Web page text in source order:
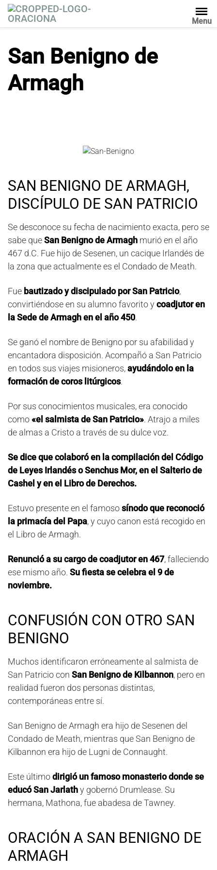
l
Menu
San Benigno de
Armagh
SAN BENIGNO DE ARMAGH,
DISCÍPULO DE SAN PATRICIO
Se desconoce su fecha de nacimiento exacta, pero se
sabe queSan Benigno de Armagh murió en el año
467 d.C. Fue hijo de Sesenen, un cacique Irlandés de
la zona que actualmente es el Condado de Meath.
Fue bautizado y discipulado por San Patricio,
convirtiéndose en su alumno favorito ycoadjutor en
la Sede de Armagh en el año 450.
Se ganó el nombre de Benigno por su afabilidad y
encantadora disposición. Acompañó a San Patricio
en todos sus viajes misioneros,ayudándolo en la
formación de coros litúrgicos.
Por sus conocimientos musicales, era conocido
como«el salmista de San Patricio». Atrajo a miles
de almas a Cristo a través de su dulce voz.
Se dice que colaboró en la compilación del Código
de Leyes Irlandés o Senchus Mor, en el Salterio de
Cashel y en el Libro de Derechos.
Estuvo presente en el famososínodo que reconoció
la primacía del Papa, y cuyo canon está recogido en
el Libro de Armagh.
Renunció a su cargo de coadjutor en 467, falleciendo
ese mismo año. Su fiesta se celebra el 9 de
noviembre.
CONFUSIÓN CON OTRO SAN
BENIGNO
Muchos identificaron erróneamente al salmista de
San Patricio con San Benigno de Kilbannon, pero en
realidad fueron dos personas distintas,
contemporáneas entre sí.
San Benigno de Armagh era hijo de Sesenen del
Condado de Meath, mientras que San Benigno de
Kilbannon era hijo de Lugni de Connaught.
Este últimodirigió un famoso monasterio donde se
educó San Jarlathy gobernó Drumlease. Su
hermana, Mathona, fue abadesa de Tawney.
ORACIÓN A SAN BENIGNO DE
ARMAGH